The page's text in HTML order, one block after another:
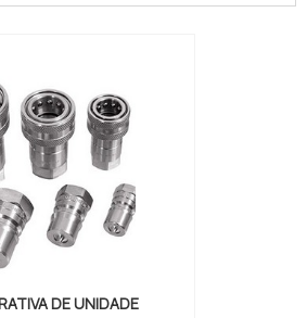
interesse é por válvula
Precisa o cliente
custo-benefício e
DE UNIDADE